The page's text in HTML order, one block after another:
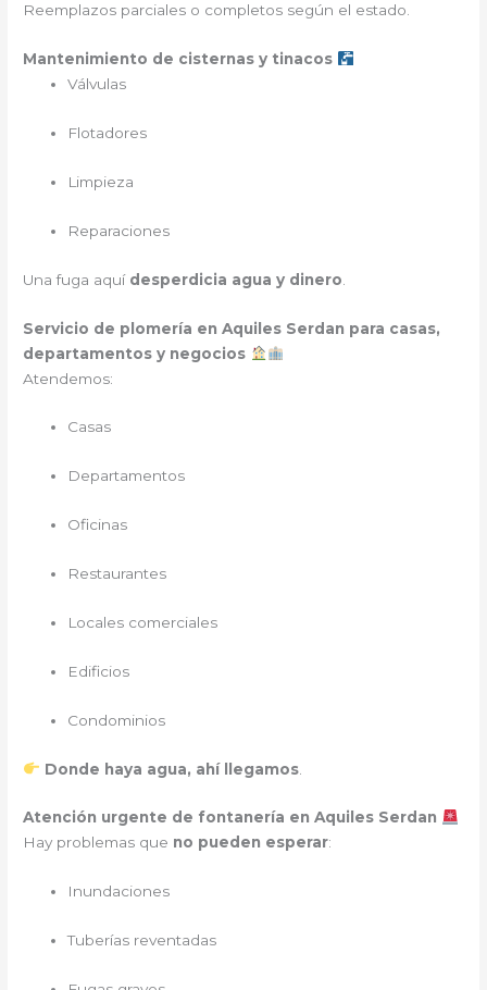
Reemplazos parciales o completos según el estado.
Mantenimiento de cisternas y tinacos
Válvulas
Flotadores
Limpieza
Reparaciones
Una fuga aquí desperdicia agua y dinero
Servicio de plomería en Aquiles Serdan para casas,
departamentos y negocios
Atendemos:
Casas
Departamentos
Oficinas
Restaurantes
Locales comerciales
Edificios
Condominios
Donde haya agua, ahí llegamos.
Atención urgente de fontanería en Aquiles Serdan
Hay problemas que no pueden esperar:
Inundaciones
Tuberías reventadas